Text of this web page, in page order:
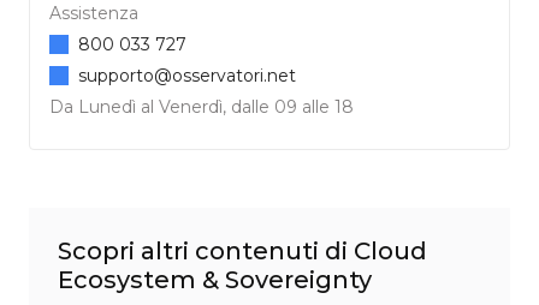
Assistenza
Da Lunedì al Venerdì, dalle 09 alle 18
800 033 727
supporto@osservatori.net
Scopri altri contenuti di Cloud
Ecosystem & Sovereignty